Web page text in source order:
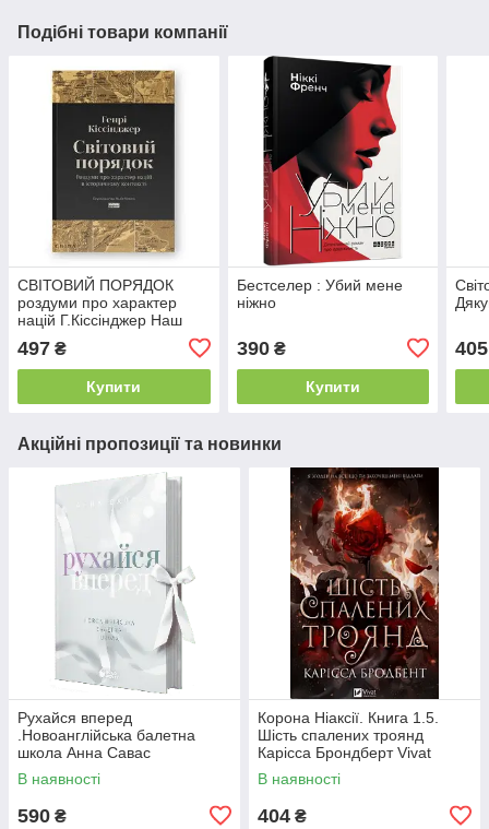
Подібні товари компанії
СВІТОВИЙ ПОРЯДОК
роздуми про характер
націй Г.Кіссінджер Наш
497 ₴
Купити
Бестселер : Убий мене
ніжно
390₴
Купити
405
Акційні пропозиції та новинки
Рухайся вперед
.Новоанглійська балетна
школа Анна Савас
READBERRY
В наявності
590 ₴
Корона Ніаксії. Книга 1.5.
Шість спалених троянд
Карісса Брондберт Vivat
В наявності
404 ₴